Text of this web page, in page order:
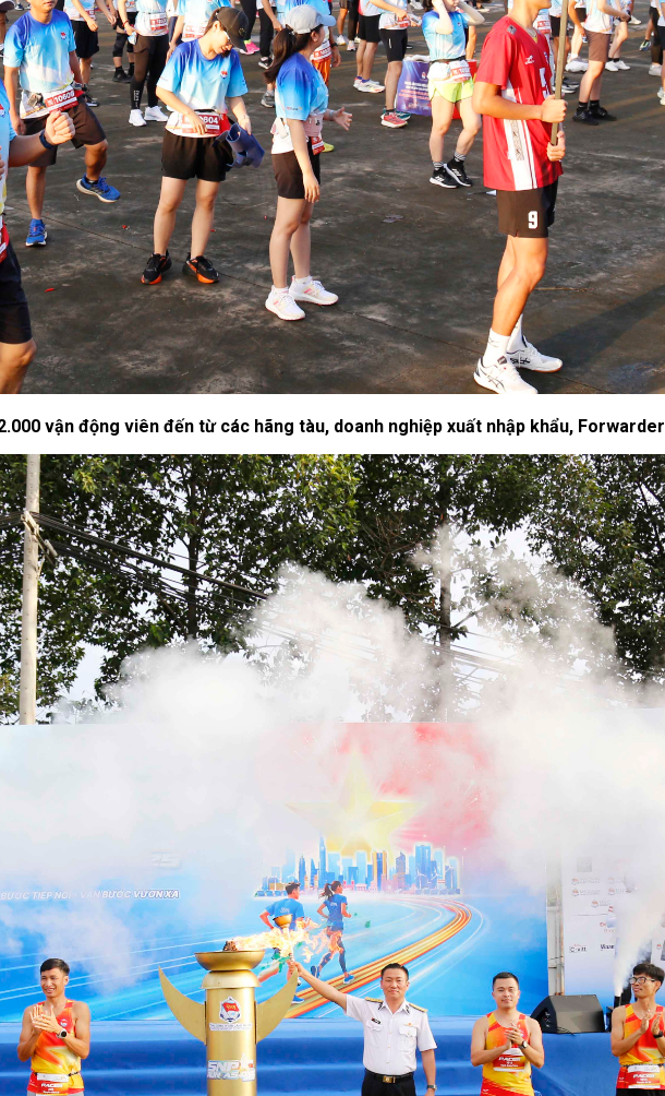
vận động viên đến từ các hãng tàu, doanh nghiệp xuất nhập khẩu, Forwarder